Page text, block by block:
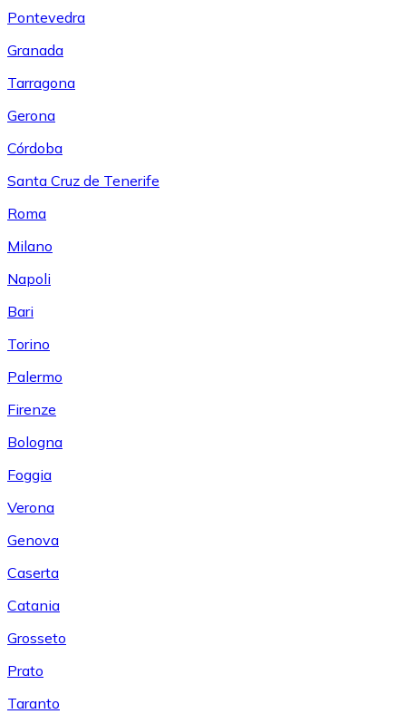
Pontevedra
Granada
Tarragona
Gerona
Córdoba
Santa Cruz de Tenerife
Roma
Milano
Napoli
Bari
Torino
Palermo
Firenze
Bologna
Foggia
Verona
Genova
Caserta
Catania
Grosseto
Prato
Taranto